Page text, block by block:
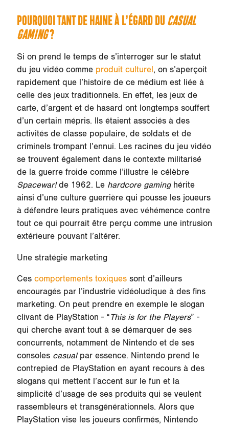
POURQUOI TANT DE HAINE À L’ÉGARD DU CASUAL
GAMING?
Si on prend le temps de s’interroger sur le statut
du jeu vidéo comme produit culturel, on s’aperçoit
rapidement que l’histoire de ce médium est liée à
celle des jeux traditionnels. En effet, les jeux de
carte, d’argent et de hasard ont longtemps souffert
d’un certain mépris. Ils étaient associés à des
activités de classe populaire, de soldats et de
criminels trompant l’ennui. Les racines du jeu vidéo
se trouvent également dans le contexte militarisé
de la guerre froide comme l’illustre le célèbre
Spacewar!de 1962. Le hardcore gaminghérite
ainsi d’une culture guerrièrequi pousse les joueurs
à défendre leurs pratiques avec véhémence contre
tout ce qui pourrait être perçu comme une intrusion
extérieure pouvant l’altérer.
Une stratégie marketing
Ces comportements toxiquessont d’ailleurs
encouragés par l’industrie vidéoludique à des fins
marketing. On peut prendre en exemple le slogan
clivant de PlayStation - “This is for the Players” -
qui cherche avant tout à se démarquer de ses
concurrents, notamment de Nintendo et de ses
consoles casual par essence. Nintendo prend le
contrepied de PlayStation en ayant recours à des
slogans qui mettent l’accent sur le fun et la
simplicité d’usage de ses produits qui se veulent
rassembleurs et transgénérationnels. Alors que
PlayStation vise les joueurs confirmés, Nintendo